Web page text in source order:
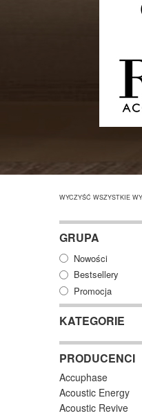
WYCZYŚĆ WSZYSTKIE
GRUPA
Nowości
Bestsellery
Promocja
KATEGORIE
PRODUCENCI
Accuphase
Acoustic Energy
Acoustic Revive